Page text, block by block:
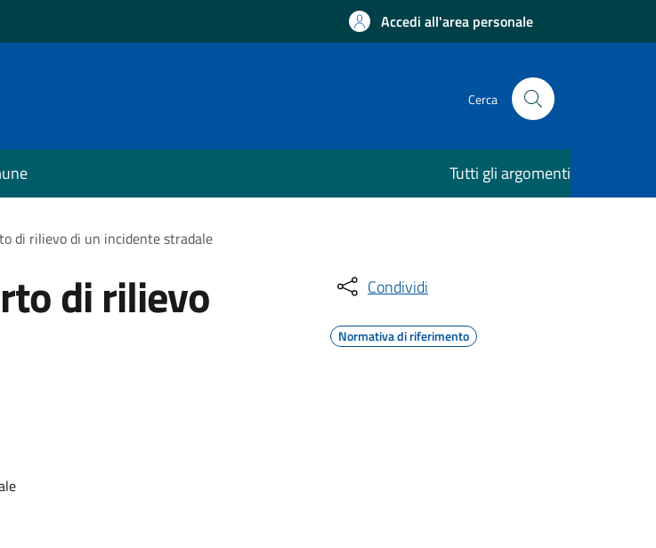
Accedi all'area personale
Cerca
Tutti gli argomenti
di rilievo di un incidente stradale
di rilievo Condividi
Normativa di riferimento